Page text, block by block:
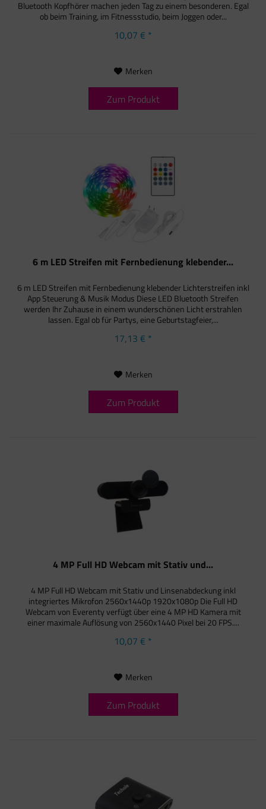
Bluetooth Kopfhörer machen jeden Tag zu einem besonderen. Egal
ob beim Training, im Fitnessstudio, beim Joggen oder...
10,07 € *
Merken
Zum Produkt
6 m LED Streifen mit Fernbedienung klebender...
6 m LED Streifen mit Fernbedienung klebender Lichterstreifen inkl
App Steuerung & Musik Modus Diese LED Bluetooth Streifen
werden Ihr Zuhause in einem wunderschönen Licht erstrahlen
lassen. Egal ob für Partys, eine Geburtstagfeier,...
17,13 € *
Merken
Zum Produkt
4 MP Full HD Webcam mit Stativ und...
4 MP Full HD Webcam mit Stativ und Linsenabdeckung inkl
integriertes Mikrofon 2560x1440p 1920x1080p Die Full HD
Webcam von Everenty verfügt über eine 4 MP HD Kamera mit
einer maximale Auflösung von 2560x1440 Pixel bei 20 FPS....
10,07 € *
Merken
Zum Produkt